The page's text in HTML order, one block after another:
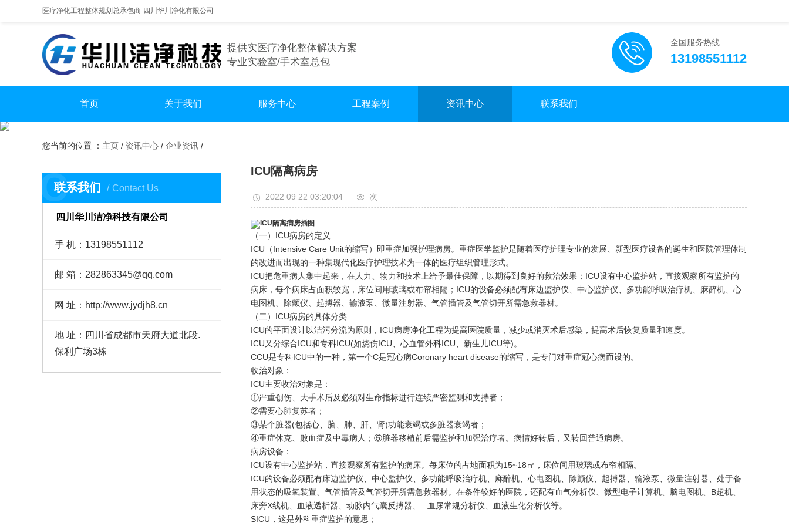
医疗净化工程整体规划总承包商-四川华川净化有限公司
提供实医疗净化整体解决方案
专业实验室/手术室总包
全国服务热线
13198551112
首页 关于我们 服务中心
无尘车间净化装修
工程案例 资讯中心 联系我们
您当前的位置 ： 主页 / 资讯中心 / 企业资讯 /
联系我们 Contact Us
C
四川华川洁净科技有限公司
手 机：13198551112
邮 箱：282863345@qq.com
网 址：http://www.jydjh8.cn
地 址：四川省成都市天府大道北段.
保利广场3栋
ICU隔离病房
2022 09 22 03:20:04 次
（一）ICU病房的定义
ICU（Intensive Care Unit的缩写）即重症加强护理病房。重症医学监护是随着医疗护理专业的发展、新型医疗设备的诞生和医院管理体制
的改进而出现的一种集现代化医疗护理技术为一体的医疗组织管理形式。
ICU把危重病人集中起来，在人力、物力和技术上给予最佳保障，以期得到良好的救治效果；ICU设有中心监护站，直接观察所有监护的
病床，每个病床占面积较宽，床位间用玻璃或布帘相隔；ICU的设备必须配有床边监护仪、中心监护仪、多功能呼吸治疗机、麻醉机、心
电图机、除颤仪、起搏器、输液泵、微量注射器、气管插管及气管切开所需急救器材。
（二）ICU病房的具体分类
ICU的平面设计以洁污分流为原则，ICU病房净化工程为提高医院质量，减少或消灭术后感染，提高术后恢复质量和速度。
ICU又分综合ICU和专科ICU(如烧伤ICU、心血管外科ICU、新生儿ICU等)。
CCU是专科ICU中的一种，第一个C是冠心病Coronary heart disease的缩写，是专门对重症冠心病而设的。
收治对象：
ICU主要收治对象是：
①严重创伤、大手术后及必须对生命指标进行连续严密监测和支持者；
②需要心肺复苏者；
③某个脏器(包括心、脑、肺、肝、肾)功能衰竭或多脏器衰竭者；
④重症休克、败血症及中毒病人；⑤脏器移植前后需监护和加强治疗者。病情好转后，又转回普通病房。
病房设备：
ICU设有中心监护站，直接观察所有监护的病床。每床位的占地面积为15~18㎡，床位间用玻璃或布帘相隔。
ICU的设备必须配有床边监护仪、中心监护仪、多功能呼吸治疗机、麻醉机、心电图机、除颤仪、起搏器、输液泵、微量注射器、处于备
用状态的吸氧装置、气管插管及气管切开所需急救器材。在条件较好的医院，还配有血气分析仪、微型电子计算机、脑电图机、B超机、
床旁X线机、血液透析器、动脉内气囊反搏器、 血尿常规分析仪、血液生化分析仪等。
SICU，这是外科重症监护的意思；